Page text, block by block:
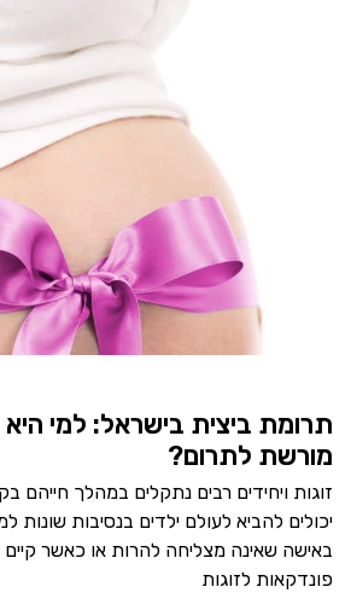
תרומת ביצית בישראל: למי היא
מורשת לתרום?
זוגות ויחידים רבים נתקלים במהלך חייהם
יכולים להביא לעולם ילדים בנסיבות
באישה שאינה מצליחה להרות או כאשר
פונדקאות לזוגות